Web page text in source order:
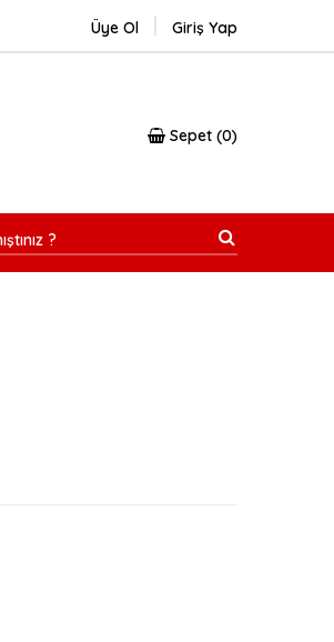
Üye Ol Giriş Yap
Sepet 0